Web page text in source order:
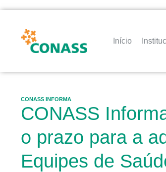
Início
CONASS INFORMA
CONASS
o prazo para a
Equipes de